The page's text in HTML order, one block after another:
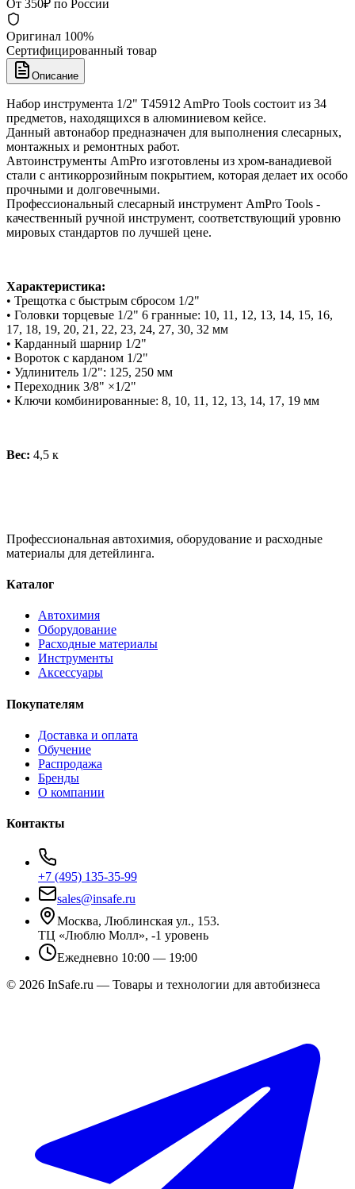
От 350₽ по России
Оригинал 100%
Сертифицированный товар
Описание
Набор инструмента 1/2" T45912 AmPro Tools состоит из 34
предметов, находящихся в алюминиевом кейсе.
Данный автонабор предназначен для выполнения слесарных,
монтажных и ремонтных работ.
Автоинструменты AmPro изготовлены из хром-ванадиевой
стали с антикоррозийным покрытием, которая делает их особо
прочными и долговечными.
Профессиональный слесарный инструмент AmPro Tools -
качественный ручной инструмент, соответствующий уровню
мировых стандартов по лучшей цене.
Характеристика:
• Трещотка с быстрым сбросом 1/2"
• Головки торцевые 1/2" 6 гранные: 10, 11, 12, 13, 14, 15, 16,
17, 18, 19, 20, 21, 22, 23, 24, 27, 30, 32 мм
• Карданный шарнир 1/2"
• Вороток с карданом 1/2"
• Удлинитель 1/2": 125, 250 мм
• Переходник 3/8" ×1/2"
• Ключи комбинированные: 8, 10, 11, 12, 13, 14, 17, 19 мм
Вес: 4,5 к
Профессиональная автохимия, оборудование и расходные
материалы для детейлинга.
Каталог
Автохимия
Оборудование
Расходные материалы
Инструменты
Аксессуары
Покупателям
Доставка и оплата
Обучение
Распродажа
Бренды
О компании
Контакты
+7 (495) 135-35-99
sales@insafe.ru
Москва, Люблинская ул., 153.
ТЦ «Люблю Молл», -1 уровень
Ежедневно 10:00 — 19:00
© 2026 InSafe.ru — Товары и технологии для автобизнеса